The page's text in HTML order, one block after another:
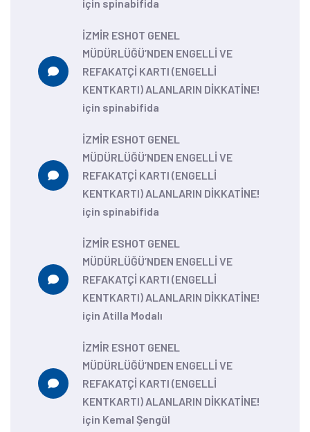
için spinabifida
İZMİR ESHOT GENEL
MÜDÜRLÜĞÜ’NDEN ENGELLİ VE
REFAKATÇİ KARTI (ENGELLİ
KENTKARTI) ALANLARIN DİKKATİNE!
için spinabifida
İZMİR ESHOT GENEL
MÜDÜRLÜĞÜ’NDEN ENGELLİ VE
REFAKATÇİ KARTI (ENGELLİ
KENTKARTI) ALANLARIN DİKKATİNE!
için spinabifida
İZMİR ESHOT GENEL
MÜDÜRLÜĞÜ’NDEN ENGELLİ VE
REFAKATÇİ KARTI (ENGELLİ
KENTKARTI) ALANLARIN DİKKATİNE!
için Atilla Modalı
İZMİR ESHOT GENEL
MÜDÜRLÜĞÜ’NDEN ENGELLİ VE
REFAKATÇİ KARTI (ENGELLİ
KENTKARTI) ALANLARIN DİKKATİNE!
için Kemal Şengül